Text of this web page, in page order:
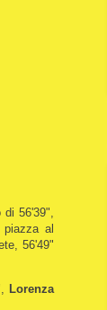
di 56'39",
al
56'49"
Lorenza